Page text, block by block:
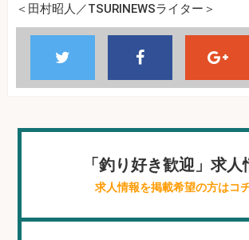
＜田村昭人／TSURINEWSライター＞
「釣り好き歓迎」求人
求人情報を掲載希望の方はコ